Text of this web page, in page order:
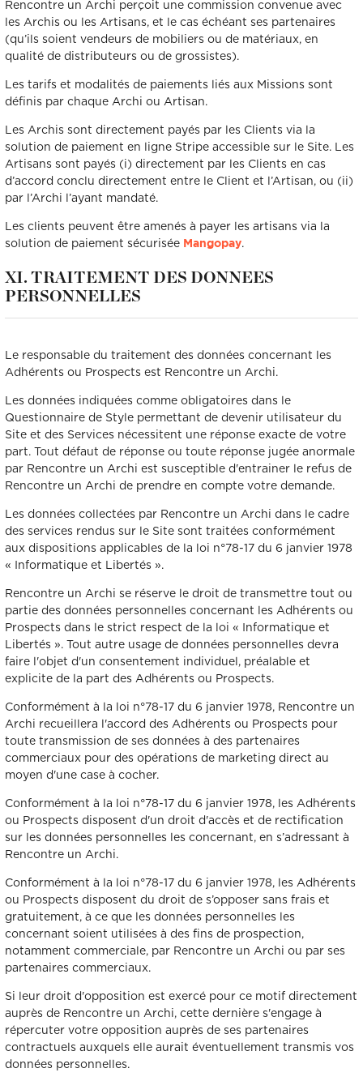
Rencontre un Archi perçoit une commission convenue avec
les Archis ou les Artisans, et le cas échéant ses partenaires
(qu’ils soient vendeurs de mobiliers ou de matériaux, en
qualité de distributeurs ou de grossistes).
Les tarifs et modalités de paiements liés aux Missions sont
définis par chaque Archi ou Artisan.
Les Archis sont directement payés par les Clients via la
solution de paiement en ligne Stripe accessible sur le Site. Les
Artisans sont payés (i) directement par les Clients en cas
d’accord conclu directement entre le Client et l’Artisan, ou (ii)
par l’Archi l’ayant mandaté.
Les clients peuvent être amenés à payer les artisans via la
solution de paiement sécurisée Mangopay.
XI. TRAITEMENT DES DONNEES
PERSONNELLES
Le responsable du traitement des données concernant les
Adhérents ou Prospects est Rencontre un Archi.
Les données indiquées comme obligatoires dans le
Questionnaire de Style permettant de devenir utilisateur du
Site et des Services nécessitent une réponse exacte de votre
part. Tout défaut de réponse ou toute réponse jugée anormale
par Rencontre un Archi est susceptible d'entrainer le refus de
Rencontre un Archi de prendre en compte votre demande.
Les données collectées par Rencontre un Archi dans le cadre
des services rendus sur le Site sont traitées conformément
aux dispositions applicables de la loi n°78-17 du 6 janvier 1978
« Informatique et Libertés ».
Rencontre un Archi se réserve le droit de transmettre tout ou
partie des données personnelles concernant les Adhérents ou
Prospects dans le strict respect de la loi « Informatique et
Libertés ». Tout autre usage de données personnelles devra
faire l'objet d'un consentement individuel, préalable et
explicite de la part des Adhérents ou Prospects.
Conformément à la loi n°78-17 du 6 janvier 1978, Rencontre un
Archi recueillera l'accord des Adhérents ou Prospects pour
toute transmission de ses données à des partenaires
commerciaux pour des opérations de marketing direct au
moyen d'une case à cocher.
Conformément à la loi n°78-17 du 6 janvier 1978, les Adhérents
ou Prospects disposent d'un droit d'accès et de rectification
sur les données personnelles les concernant, en s’adressant à
Rencontre un Archi.
Conformément à la loi n°78-17 du 6 janvier 1978, les Adhérents
ou Prospects disposent du droit de s’opposer sans frais et
gratuitement, à ce que les données personnelles les
concernant soient utilisées à des fins de prospection,
notamment commerciale, par Rencontre un Archi ou par ses
partenaires commerciaux.
Si leur droit d'opposition est exercé pour ce motif directement
auprès de Rencontre un Archi, cette dernière s'engage à
répercuter votre opposition auprès de ses partenaires
contractuels auxquels elle aurait éventuellement transmis vos
données personnelles.